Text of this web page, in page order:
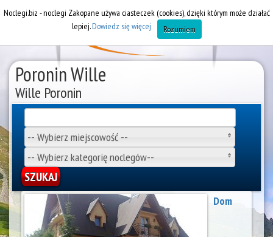
Poronin Wille
Wille Poronin
-- Wybierz miejscowość --
-- Wybierz kategorię noclegów--
Dom
Noclegi.biz - noclegi Zakopane używa ciasteczek (cookies), dzięki którym może działać
lepiej.Dowiedz się więcej Rozumiem